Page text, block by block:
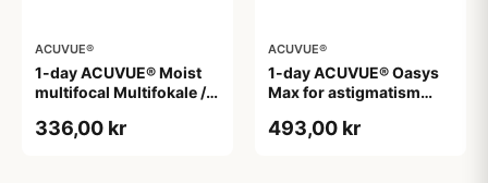
ACUVUE®
1-day ACUVUE® Moist
multifocal Multifokale /
Endagslinser
336,00 kr
ACUVUE®
1-day ACUVUE® Oasys
Max for astigmatism
Endagslinser
493,00 kr